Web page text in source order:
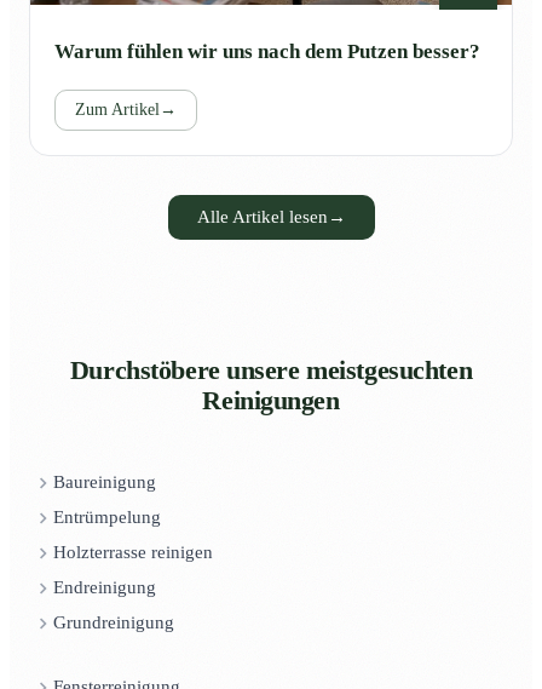
Warum fühlen wir uns nach dem Putzen besser?
Zum Artikel→
Alle Artikel lesen →
Durchstöbere unsere meistgesuchten
Reinigungen
Baureinigung
Entrümpelung
Holzterrasse reinigen
Endreinigung
Grundreinigung